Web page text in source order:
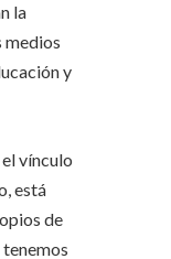
la
medios
y
vínculo
está
de